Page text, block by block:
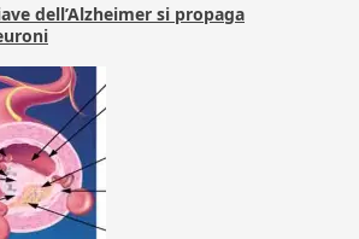
dell’Alzheimer si propaga